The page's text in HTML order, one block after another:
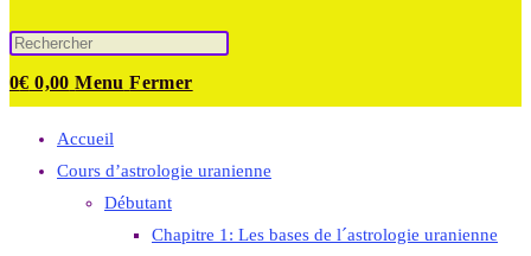
0€ 0,00 Menu Fermer
Accueil
Cours d’astrologie uranienne
Débutant
Chapitre 1: Les bases de l´astrologie uranienne